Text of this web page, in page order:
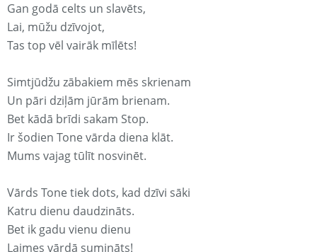
Gan godā celts un slavēts,
Lai, mūžu dzīvojot,
Tas top vēl vairāk mīlēts!
Simtjūdžu zābakiem mēs skrienam
Un pāri dziļām jūrām brienam.
Bet kādā brīdi sakam Stop.
Ir šodien Tone vārda diena klāt.
Mums vajag tūlīt nosvinēt.
Vārds Tone tiek dots, kad dzīvi sāki
Katru dienu daudzināts.
Bet ik gadu vienu dienu
Laimes vārdā sumināts!